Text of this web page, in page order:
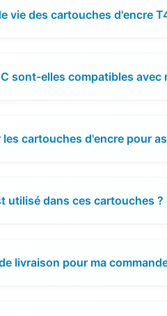
vie des cartouches d'encre
sont-elles compatibles avec
cartouches d'encre pour
utilisé dans ces cartouches ?
livraison pour ma